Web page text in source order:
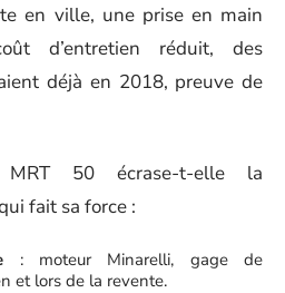
en ville, une prise en main
d’entretien réduit, des
déjà en 2018, preuve de
50 écrase-t-elle la
fait sa force :
: moteur Minarelli, gage de
et lors de la revente.